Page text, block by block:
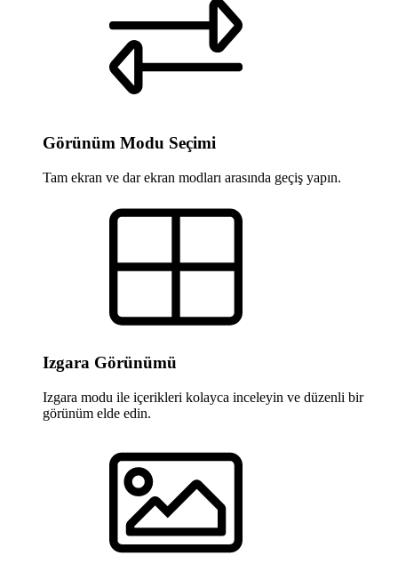
Görünüm Modu Seçimi
Tam ekran ve dar ekran modları arasında geçiş yapın.
Izgara Görünümü
Izgara modu ile içerikleri kolayca inceleyin ve düzenli bir
görünüm elde edin.